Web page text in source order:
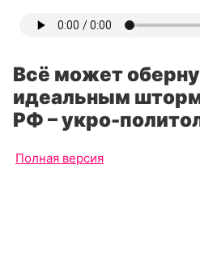
Всё может
идеальным
РФ – укро-
Полная версия